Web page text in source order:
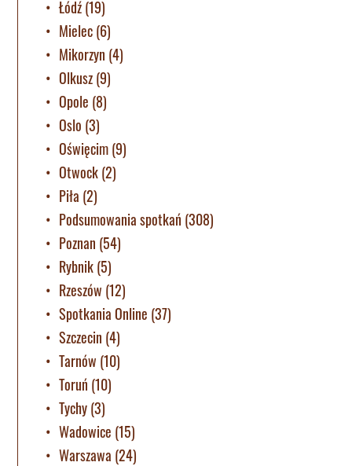
Łódź(19)
Mielec(6)
Mikorzyn (4)
Olkusz(9)
Opole (8)
Oslo (3)
Oświęcim(9)
Otwock(2)
Piła (2)
Podsumowania spotkań (308)
Poznan (54)
Rybnik(5)
Rzeszów (12)
Spotkania Online (37)
Szczecin (4)
Tarnów (10)
Toruń (10)
Tychy(3)
Wadowice (15)
Warszawa (24)